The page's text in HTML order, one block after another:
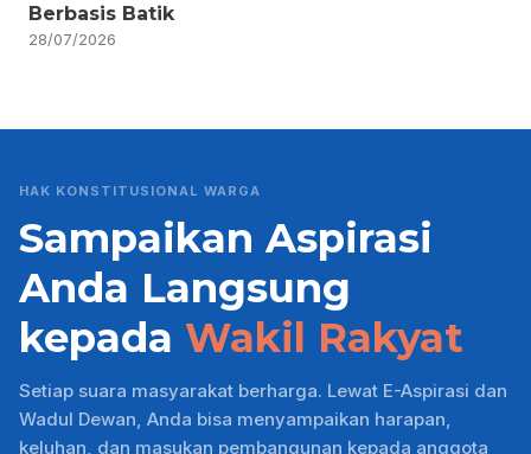
Berbasis Batik
28/07/2026
HAK KONSTITUSIONAL WARGA
Sampaikan Aspirasi
Anda Langsung
kepada Wakil Rakyat
Setiap suara masyarakat berharga. Lewat E-Aspirasi dan
Wadul Dewan, Anda bisa menyampaikan harapan,
keluhan, dan masukan pembangunan kepada anggota